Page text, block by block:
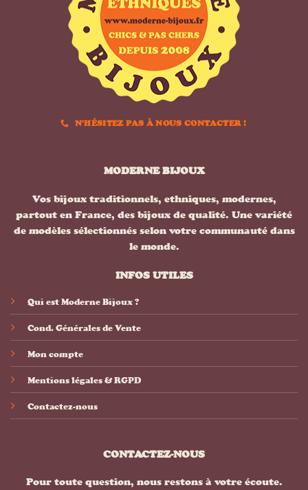
N'HÉSITEZ PAS À NOUS CONTACTER !
MODERNE BIJOUX
Vos bijoux traditionnels, ethniques, modernes,
partout en France, des bijoux de qualité. Une variété
de modèles sélectionnés selon votre communauté dans
le monde.
INFOS UTILES
Qui est Moderne Bijoux ?
Cond. Générales de Vente
Mon compte
Mentions légales & RGPD
Contactez-nous
CONTACTEZ-NOUS
Pour toute question, nous restons à votre écoute.